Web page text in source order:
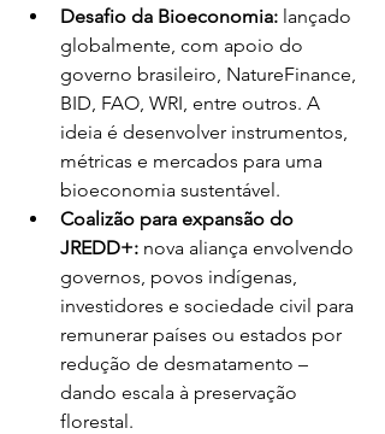
Desafio da Bioeconomia: lançado
globalmente, com apoio do
governo brasileiro, NatureFinance,
BID, FAO, WRI, entre outros. A
ideia é desenvolver instrumentos,
métricas e mercados para uma
bioeconomia sustentável.
Coalizão para expansão do
JREDD+: nova aliança envolvendo
governos, povos indígenas,
investidores e sociedade civil para
remunerar países ou estados por
redução de desmatamento –
dando escala à preservação
florestal.